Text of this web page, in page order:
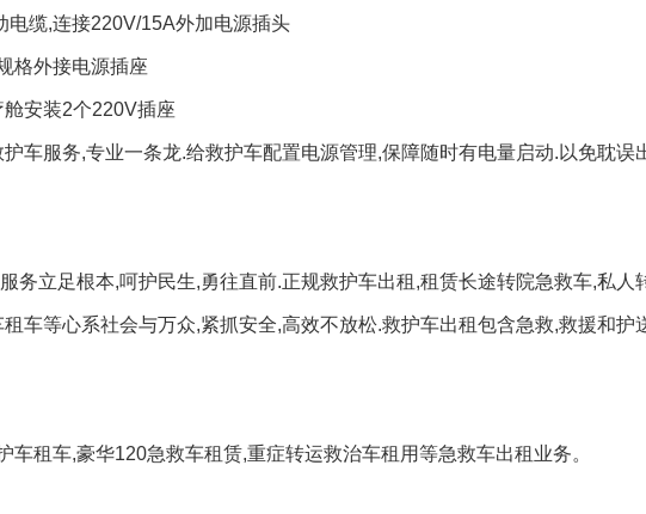
电缆,连接220V/15A外加电源插头
格外接电源插座
安装2个220V插座
车服务,专业一条龙.给救护车配置电源管理,保障随时有电量启动.以免耽误
务立足根本,呵护民生,勇往直前.正规救护车出租,租赁长途转院急救车,私人
车等心系社会与万众,紧抓安全,高效不放松.救护车出租包含急救,救援和护
租车,豪华120急救车租赁,重症转运救治车租用等急救车出租业务。